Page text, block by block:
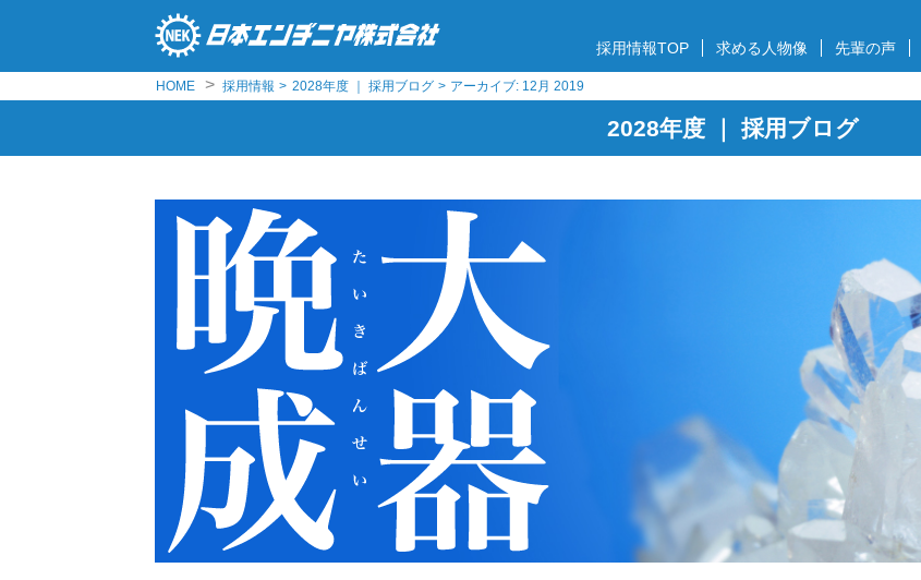
採用情報TOP 求める人物像 先輩の声
HOME > 採用情報 > 2028年度 ｜ 採用ブログ > アーカイブ: 12月 2019
2028年度 ｜ 採用ブログ